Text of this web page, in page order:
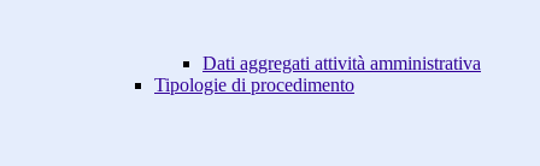
Dati aggregati attività amministrativa
Tipologie di procedimento